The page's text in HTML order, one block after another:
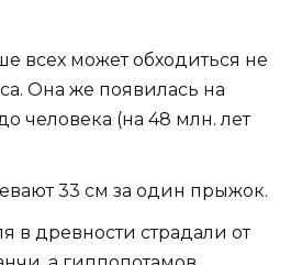
всех может обходиться не
Она же появилась на
человека (на 48 млн. лет
33 см за один прыжок.
в древности страдали от